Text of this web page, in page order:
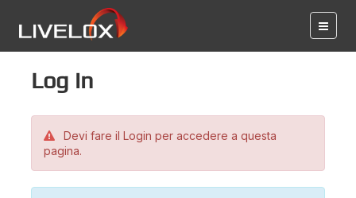
Log in
Devi fare il Login per accedere a questa
pagina.